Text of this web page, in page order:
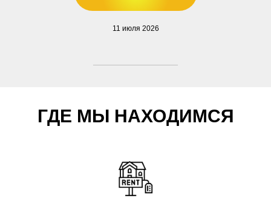
11 июля 2026
ГДЕ МЫ НАХОДИМСЯ